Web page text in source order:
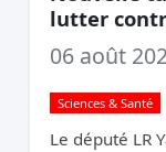
lutter
06 août
Sciences & Santé
Le député LR